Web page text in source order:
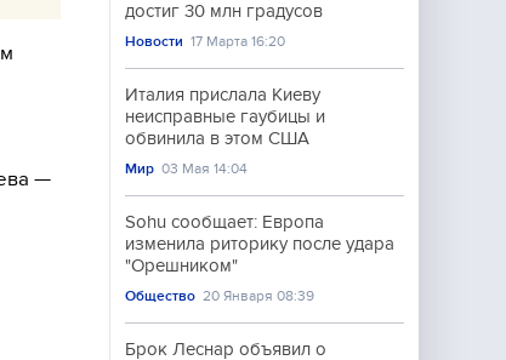
—
достиг 30 млн градусов
Новости 17 Марта 16:20
Италия прислала Киеву
неисправные гаубицы и
обвинила в этом США
Мир 03 Мая 14:04
Sohu сообщает: Европа
изменила риторику после удара
"Орешником"
Общество 20 Января 08:39
Брок Леснар объявил о